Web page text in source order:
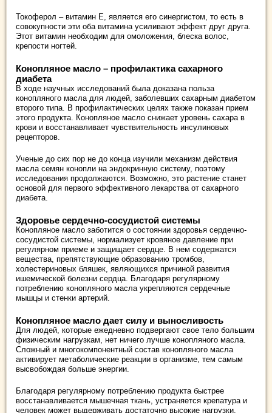
Токоферол – витамин Е, является его синергистом, то есть в
совокупности эти оба витамина усиливают эффект друг друга.
Этот витамин необходим для омоложения, блеска волос,
крепости ногтей.
Конопляное масло – профилактика сахарного
диабета
В ходе научных исследований была доказана польза
конопляного масла для людей, заболевших сахарным диабетом
второго типа. В профилактических целях также показан прием
этого продукта. Конопляное масло снижает уровень сахара в
крови и восстанавливает чувствительность инсулиновых
рецепторов.
Ученые до сих пор не до конца изучили механизм действия
масла семян конопли на эндокринную систему, поэтому
исследования продолжаются. Возможно, это растение станет
основой для первого эффективного лекарства от сахарного
диабета.
Здоровье сердечно-сосудистой системы
Конопляное масло заботится о состоянии здоровья сердечно-
сосудистой системы, нормализует кровяное давление при
регулярном приеме и защищает сердце. В нем содержатся
вещества, препятствующие образованию тромбов,
холестериновых бляшек, являющихся причиной развития
ишемической болезни сердца. Благодаря регулярному
потреблению конопляного масла укрепляются сердечные
мышцы и стенки артерий.
Конопляное масло дает силу и выносливость
Для людей, которые ежедневно подвергают свое тело большим
физическим нагрузкам, нет ничего лучше конопляного масла.
Сложный и многокомпонентный состав конопляного масла
активирует метаболические реакции в организме, тем самым
высвобождая больше энергии.
Благодаря регулярному потреблению продукта быстрее
восстанавливается мышечная ткань, устраняется крепатура и
человек может выдерживать достаточно высокие нагрузки.